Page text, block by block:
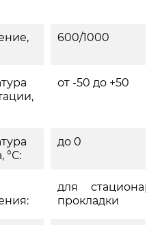
600/1000
от -50 до +50
°С:
до 0
для
прокладки